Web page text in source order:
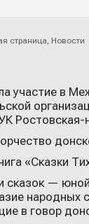
страница, Новости
участие в
«Сказки
—
в говор